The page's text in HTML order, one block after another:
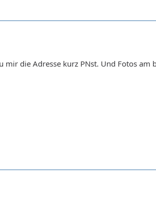
die Adresse kurz PNst. Und Fotos am